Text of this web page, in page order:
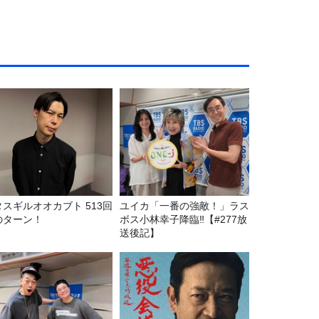
スギルオオカブト 513回
ーン！
ユイカ「一番の強敵！」ラス
ボス小林幸子降臨‼【#277放
送後記】